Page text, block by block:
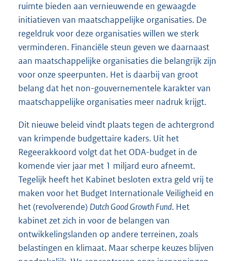
ruimte bieden aan vernieuwende en gewaagde
initiatieven van maatschappelijke organisaties. De
regeldruk voor deze organisaties willen we sterk
verminderen. Financiële steun geven we daarnaast
aan maatschappelijke organisaties die belangrijk zijn
voor onze speerpunten. Het is daarbij van groot
belang dat het non-gouvernementele karakter van
maatschappelijke organisaties meer nadruk krijgt.
Dit nieuwe beleid vindt plaats tegen de achtergrond
van krimpende budgettaire kaders. Uit het
Regeerakkoord volgt dat het ODA-budget in de
komende vier jaar met 1 miljard euro afneemt.
Tegelijk heeft het Kabinet besloten extra geld vrij te
maken voor het Budget Internationale Veiligheid en
het (revolverende) Dutch Good Growth Fund. Het
kabinet zet zich in voor de belangen van
ontwikkelingslanden op andere terreinen, zoals
belastingen en klimaat. Maar scherpe keuzes blijven